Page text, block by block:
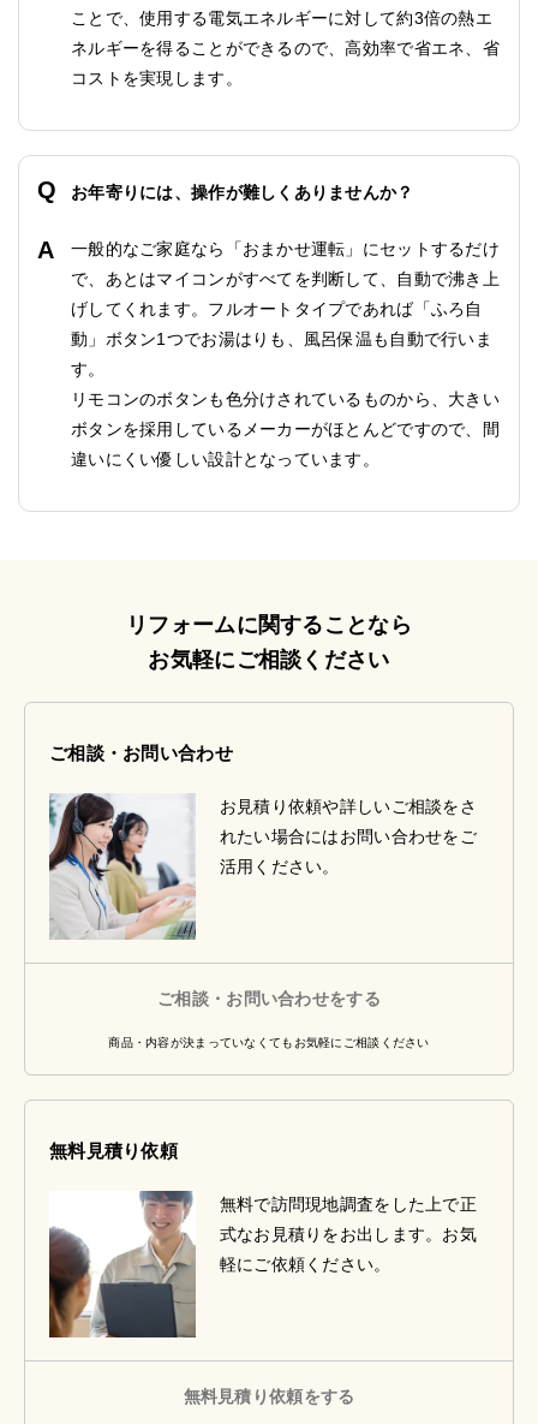
ことで、使用する電気エネルギーに対して約3倍の熱エ
ネルギーを得ることができるので、高効率で省エネ、省
コストを実現します。
お年寄りには、操作が難しくありませんか？
一般的なご家庭なら「おまかせ運転」にセットするだけ
で、あとはマイコンがすべてを判断して、自動で沸き上
げしてくれます。フルオートタイプであれば「ふろ自
動」ボタン1つでお湯はりも、風呂保温も自動で行いま
す。
リモコンのボタンも色分けされているものから、大きい
ボタンを採用しているメーカーがほとんどですので、間
違いにくい優しい設計となっています。
リフォームに関することなら
お気軽にご相談ください
ご相談・お問い合わせ
お見積り依頼や詳しいご相談をさ
れたい場合にはお問い合わせをご
活用ください。
ご相談・お問い合わせをする
商品・内容が決まっていなくてもお気軽にご相談ください
無料見積り依頼
無料で訪問現地調査をした上で正
式なお見積りをお出します。お気
軽にご依頼ください。
無料見積り依頼をする